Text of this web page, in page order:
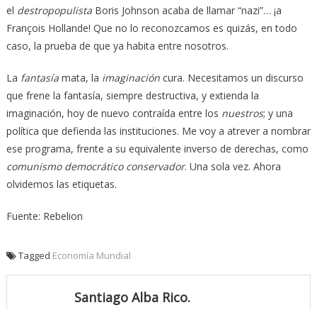
el destropopulistaBoris Johnson acaba de llamar “nazi”… ¡a
François Hollande! Que no lo reconozcamos es quizás, en todo
caso, la prueba de que ya habita entre nosotros.
La fantasíamata, la imaginacióncura. Necesitamos un discurso
que frene la fantasía, siempre destructiva, y extienda la
imaginación, hoy de nuevo contraída entre los nuestros; y una
política que defienda las instituciones. Me voy a atrever a nombrar
ese programa, frente a su equivalente inverso de derechas, como
comunismo democrático conservador. Una sola vez. Ahora
olvidemos las etiquetas.
Fuente: Rebelion
Tagged Economía Mundial
Santiago Alba Rico.